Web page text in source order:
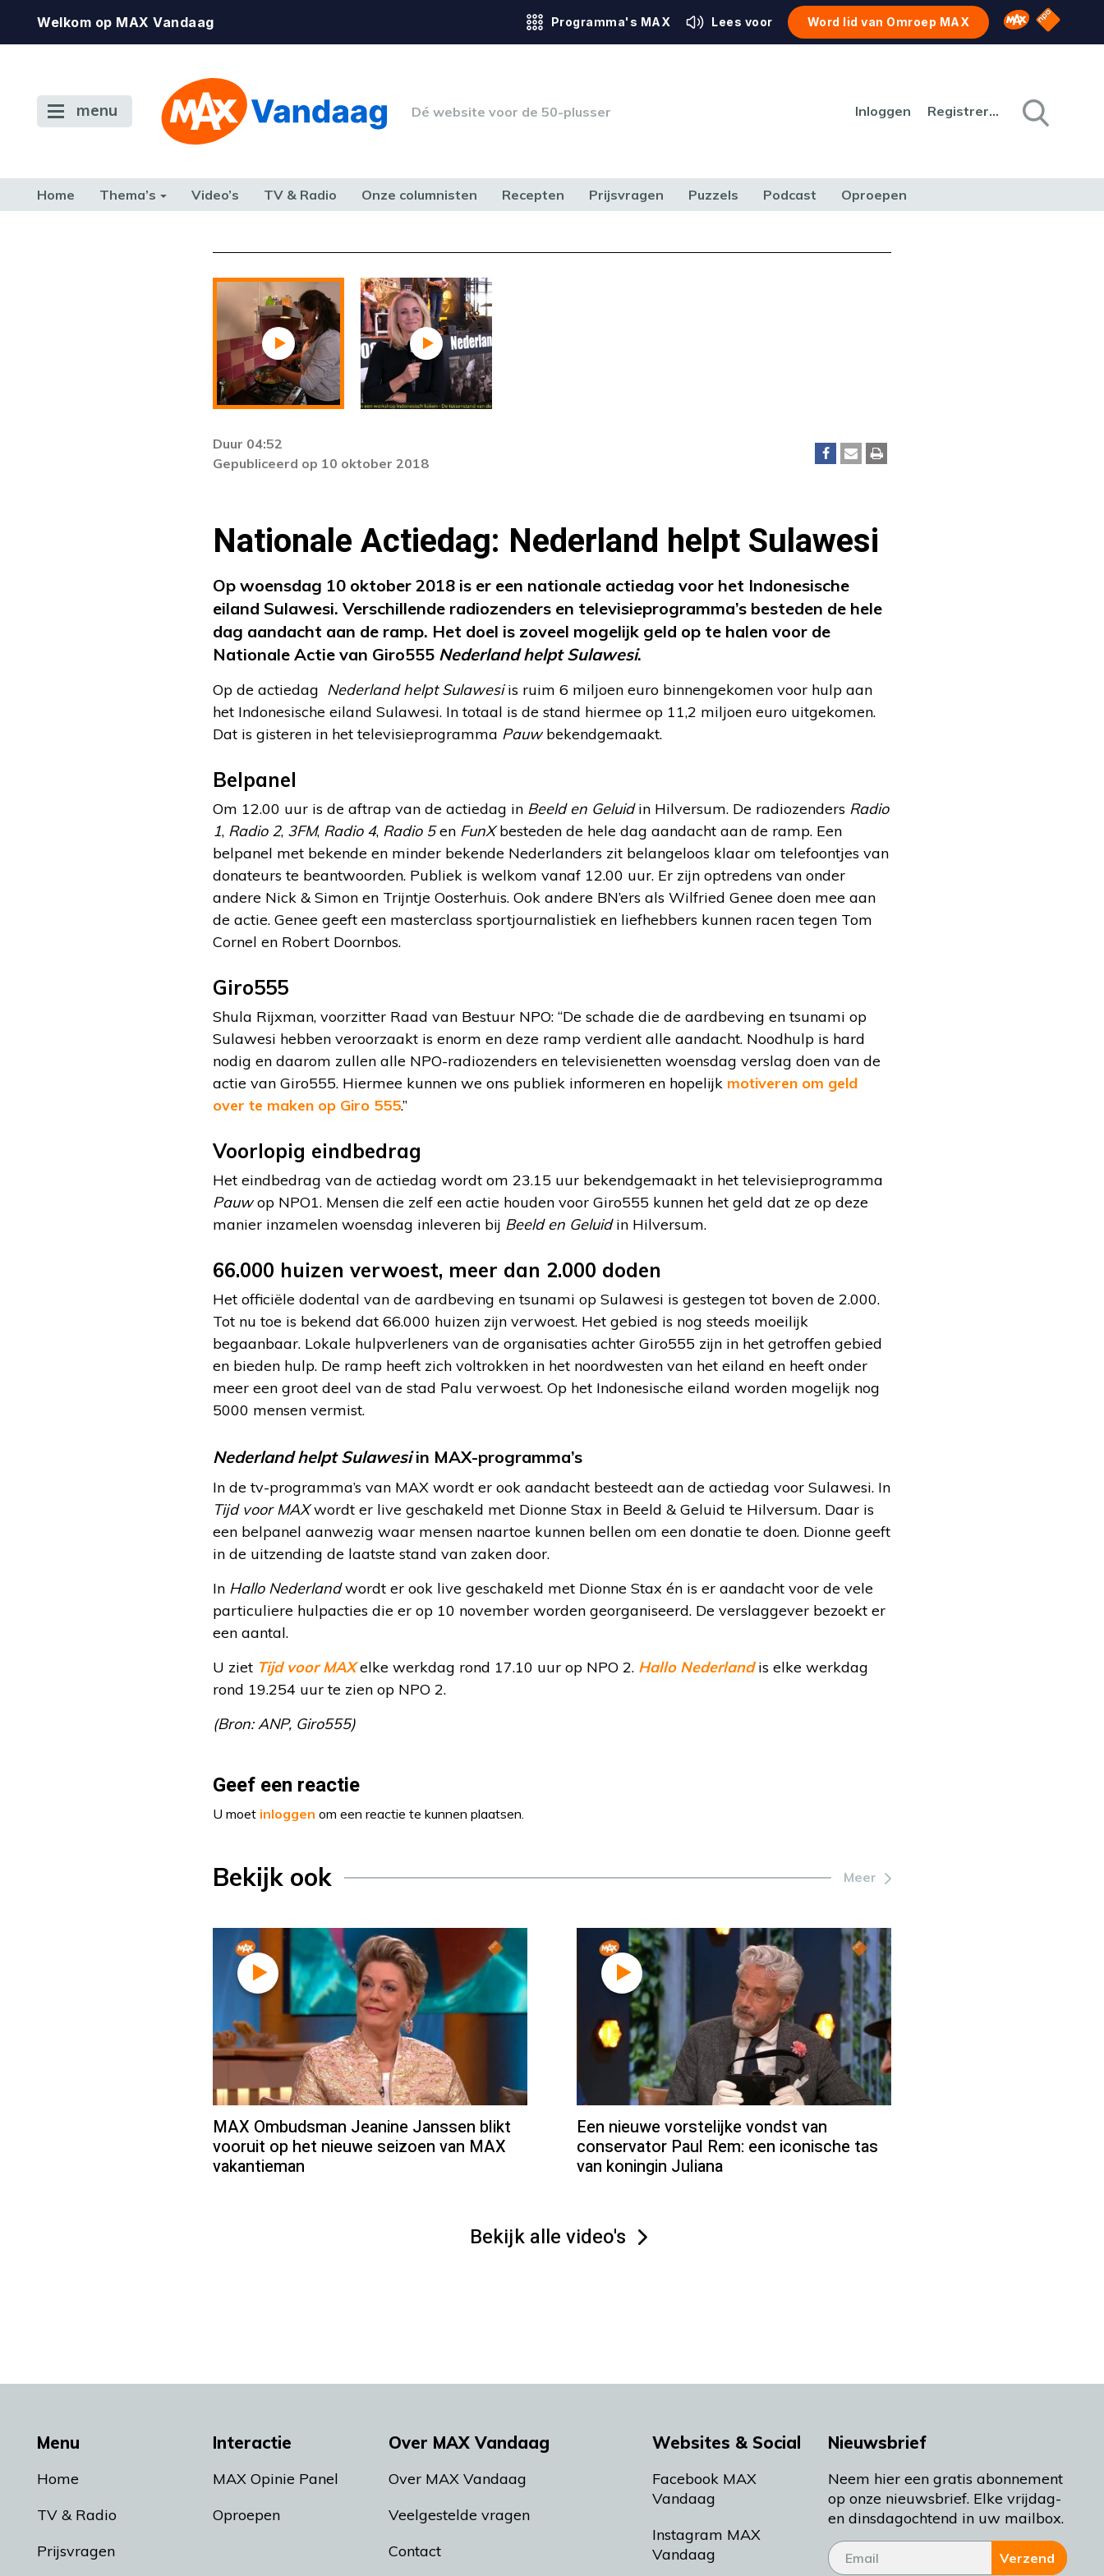
Welkom op MAX Vandaag Programma's MAX Lees voor Word lid van Omroep MAX Omroep MAX
NPO
menu Dé website voor de 50-plusser Inloggen Registreren
Home Thema’s Video’s TV & Radio Onze columnisten Recepten Prijsvragen Puzzels Podcast Oproepen
De gewenste stream is op dit moment niet
beschikbaar. Als het probleem zich blijft voordoen,
neem dan contact op met onze klantenservice.
Duur 04:52
Gepubliceerd op 10 oktober 2018
Nationale Actiedag: Nederland helpt Sulawesi
Op woensdag 10 oktober 2018 is er een nationale actiedag voor het Indonesische
eiland Sulawesi. Verschillende radiozenders en televisieprogramma’s besteden de hele
dag aandacht aan de ramp. Het doel is zoveel mogelijk geld op te halen voor de
Nationale Actie van Giro555 Nederland helpt Sulawesi.
Op de actiedag Nederland helpt Sulawesiis ruim 6 miljoen euro binnengekomen voor hulp aan
het Indonesische eiland Sulawesi. In totaal is de stand hiermee op 11,2 miljoen euro uitgekomen.
Dat is gisteren in het televisieprogramma Pauwbekendgemaakt.
Belpanel
Om 12.00 uur is de aftrap van de actiedag in Beeld en Geluidin Hilversum. De radiozenders Radio
1, Radio 2, 3FM, Radio 4, Radio 5en FunXbesteden de hele dag aandacht aan de ramp. Een
belpanel met bekende en minder bekende Nederlanders zit belangeloos klaar om telefoontjes van
donateurs te beantwoorden. Publiek is welkom vanaf 12.00 uur. Er zijn optredens van onder
andere Nick & Simon en Trijntje Oosterhuis. Ook andere BN’ers als Wilfried Genee doen mee aan
de actie. Genee geeft een masterclass sportjournalistiek en liefhebbers kunnen racen tegen Tom
Cornel en Robert Doornbos.
Giro555
Shula Rijxman, voorzitter Raad van Bestuur NPO: “De schade die de aardbeving en tsunami op
Sulawesi hebben veroorzaakt is enorm en deze ramp verdient alle aandacht. Noodhulp is hard
nodig en daarom zullen alle NPO-radiozenders en televisienetten woensdag verslag doen van de
actie van Giro555. Hiermee kunnen we ons publiek informeren en hopelijk motiveren om geld
over te maken op Giro 555.”
Voorlopig eindbedrag
Het eindbedrag van de actiedag wordt om 23.15 uur bekendgemaakt in het televisieprogramma
Pauwop NPO1. Mensen die zelf een actie houden voor Giro555 kunnen het geld dat ze op deze
manier inzamelen woensdag inleveren bij Beeld en Geluidin Hilversum.
66.000 huizen verwoest, meer dan 2.000 doden
Het officiële dodental van de aardbeving en tsunami op Sulawesi is gestegen tot boven de 2.000.
Tot nu toe is bekend dat 66.000 huizen zijn verwoest. Het gebied is nog steeds moeilijk
begaanbaar. Lokale hulpverleners van de organisaties achter Giro555 zijn in het getroffen gebied
en bieden hulp. De ramp heeft zich voltrokken in het noordwesten van het eiland en heeft onder
meer een groot deel van de stad Palu verwoest. Op het Indonesische eiland worden mogelijk nog
5000 mensen vermist.
Nederland helpt Sulawesiin MAX-programma’s
In de tv-programma’s van MAX wordt er ook aandacht besteedt aan de actiedag voor Sulawesi. In
Tijd voor MAXwordt er live geschakeld met Dionne Stax in Beeld & Geluid te Hilversum. Daar is
een belpanel aanwezig waar mensen naartoe kunnen bellen om een donatie te doen. Dionne geeft
in de uitzending de laatste stand van zaken door.
In Hallo Nederlandwordt er ook live geschakeld met Dionne Stax én is er aandacht voor de vele
particuliere hulpacties die er op 10 november worden georganiseerd. De verslaggever bezoekt er
een aantal.
U ziet Tijd voor MAXelke werkdag rond 17.10 uur op NPO 2. Hallo Nederlandis elke werkdag
rond 19.254 uur te zien op NPO 2.
(Bron: ANP, Giro555)
Geef een reactie
U moet inloggen om een reactie te kunnen plaatsen.
Bekijk ook Meer
MAX Ombudsman Jeanine Janssen blikt
vooruit op het nieuwe seizoen van MAX
vakantieman
Een nieuwe vorstelijke vondst van
conservator Paul Rem: een iconische tas
van koningin Juliana
Bekijk alle video's
Menu
Home
TV & Radio
Prijsvragen
Interactie
MAX Opinie Panel
Oproepen
Over MAX Vandaag
Over MAX Vandaag
Veelgestelde vragen
Contact
Websites & Social
Facebook MAX
Vandaag
Instagram MAX
Vandaag
Nieuwsbrief
Neem hier een gratis abonnement
op onze nieuwsbrief. Elke vrijdag-
en dinsdagochtend in uw mailbox.
Verzend